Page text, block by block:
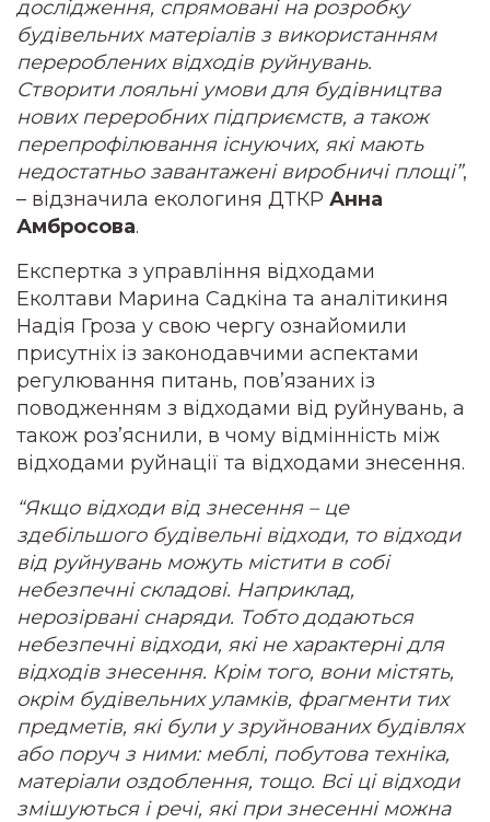
дослідження, спрямовані на розробку
будівельних матеріалів з використанням
перероблених відходів руйнувань.
Створити лояльні умови для будівництва
нових переробних підприємств, а також
перепрофілювання існуючих, які мають
недостатньо завантажені виробничі площі”,
– відзначила екологиня ДТКР Анна
Амбросова.
Експертка з управління відходами
Еколтави Марина Садкіна та аналітикиня
Надія Гроза у свою чергу ознайомили
присутніх із законодавчими аспектами
регулювання питань, пов’язаних із
поводженням з відходами від руйнувань, а
також роз’яснили, в чому відмінність між
відходами руйнації та відходами знесення.
“Якщо відходи від знесення – це
здебільшого будівельні відходи, то відходи
від руйнувань можуть містити в собі
небезпечні складові. Наприклад,
нерозірвані снаряди. Тобто додаються
небезпечні відходи, які не характерні для
відходів знесення. Крім того, вони містять,
окрім будівельних уламків, фрагменти тих
предметів, які були у зруйнованих будівлях
або поруч з ними: меблі, побутова техніка,
матеріали оздоблення, тощо. Всі ці відходи
змішуються і речі, які при знесенні можна